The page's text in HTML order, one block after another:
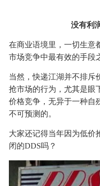
没有利
在商业语境里，一切生意
市场竞争中最有效的手段
当然，快递江湖并不排斥
抢市场的行为，尤其是眼
价格竞争，无异于一种自
不可预测的。
大家还记得当年因为低价
闭的DDS吗？